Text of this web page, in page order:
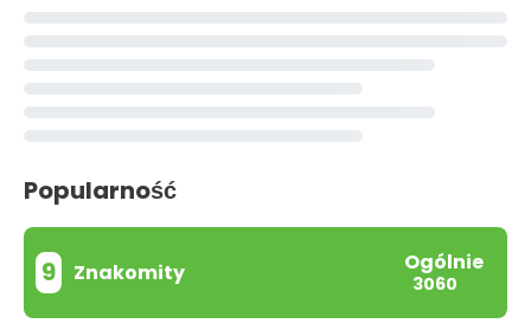
Popularność
9 Znakomity Ogólnie
3060